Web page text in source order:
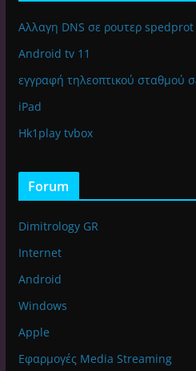
Αλλαγη DNS σε ρουτερ
Android tv 11
εγγραφή τηλεοπτικού σταθμού
iPad
Hk1play tvbox
Forum
Dimitrology GR
Internet
Android
Windows
Apple
Εφαρμογές Media Streaming